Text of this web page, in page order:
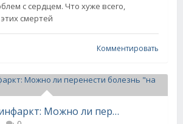
с сердцем. Что хуже всего,
смертей
Комментировать
Незаметный инфаркт: Можно ли перенести болезнь "на ногах"